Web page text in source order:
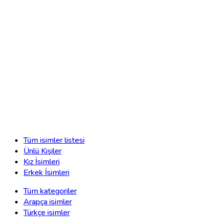
Tüm isimler listesi
Ünlü Kişiler
Kız İsimleri
Erkek İsimleri
Tüm kategoriler
Arapça isimler
Türkçe isimler